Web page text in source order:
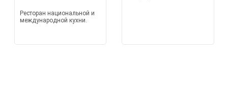
Ресторан национальной и
международной кухни.